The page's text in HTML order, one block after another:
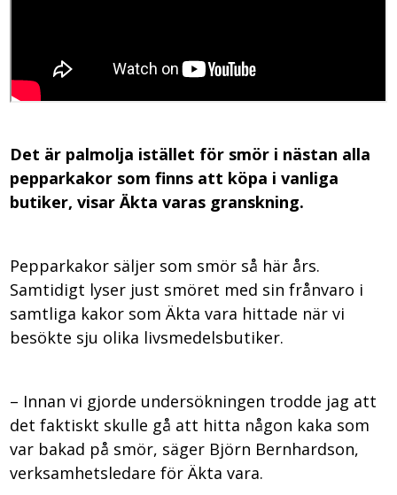
Det är palmolja istället för smör i nästan alla
pepparkakor som finns att köpa i vanliga
butiker, visar Äkta varas granskning.
Pepparkakor säljer som smör så här års.
Samtidigt lyser just smöret med sin frånvaro i
samtliga kakor som Äkta vara hittade när vi
besökte sju olika livsmedelsbutiker.
– Innan vi gjorde undersökningen trodde jag att
det faktiskt skulle gå att hitta någon kaka som
var bakad på smör, säger Björn Bernhardson,
verksamhetsledare för Äkta vara.